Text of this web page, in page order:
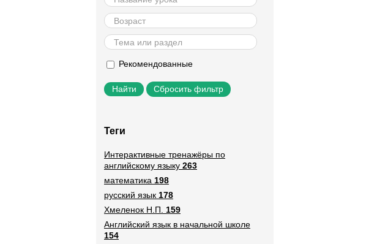
Рекомендованные
Сбросить фильтр
Теги
Интерактивные тренажёры по
английскому языку 263
математика 198
русский язык 178
Хмеленок Н.П.
159
Английский язык в начальной школе
154